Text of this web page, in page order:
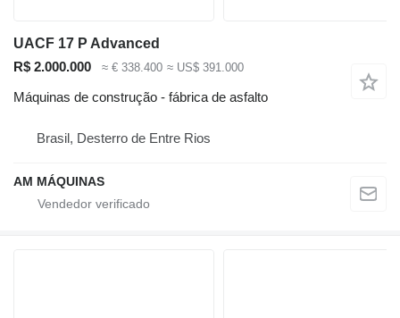
UACF 17 P Advanced
R$ 2.000.000
≈ € 338.400 ≈ US$ 391.000
Máquinas de construção - fábrica de asfalto
Brasil, Desterro de Entre Rios
AM MÁQUINAS